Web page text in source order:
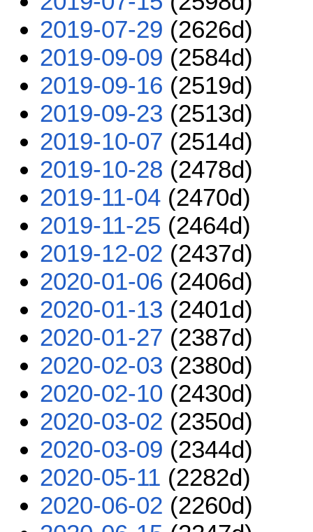
2019-07-29 (2626d)
2019-09-09 (2584d)
2019-09-16 (2519d)
2019-09-23 (2513d)
2019-10-07 (2514d)
2019-10-28 (2478d)
2019-11-04 (2470d)
2019-11-25 (2464d)
2019-12-02 (2437d)
2020-01-06 (2406d)
2020-01-13 (2401d)
2020-01-27 (2387d)
2020-02-03 (2380d)
2020-02-10 (2430d)
2020-03-02 (2350d)
2020-03-09 (2344d)
2020-05-11 (2282d)
2020-06-02 (2260d)